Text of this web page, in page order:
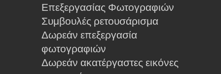
Επεξεργασίας Φωτογραφιών
Συμβουλές ρετουσάρισμα
Δωρεάν επεξεργασία
φωτογραφιών
Δωρεάν ακατέργαστες εικόνες